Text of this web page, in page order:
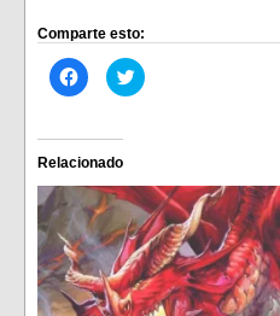
Comparte esto:
Haz
clic
Facebook
(Se
abre
en
una
ventana
nueva)
Haz
clic
en
una
ventana
nueva)
Relacionado